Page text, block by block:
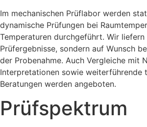
Im mechanischen Prüflabor werden
dynamische Prüfungen bei
Temperaturen durchgeführt. Wir
Prüfergebnisse, sondern auf Wunsch
der Probenahme. Auch Vergleiche mit
Interpretationen sowie weiterführende
Beratungen werden angeboten.
Prüfspektrum